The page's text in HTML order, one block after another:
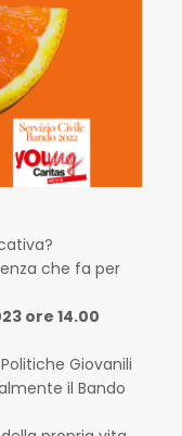
che fa per
ore 14.00
Giovanili
il Bando